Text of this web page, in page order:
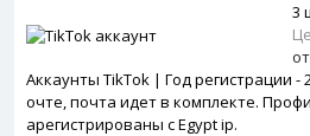
Аккаунты TikTok | Год регистрации
очте, почта идет в комплекте.
арегистрированы с Egypt ip.
3